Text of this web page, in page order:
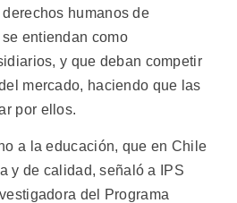
humanos de
entiendan como
y que deban competir
mercado, haciendo que las
por ellos.
a la educación, que en Chile
y de calidad, señaló a IPS
del Programa